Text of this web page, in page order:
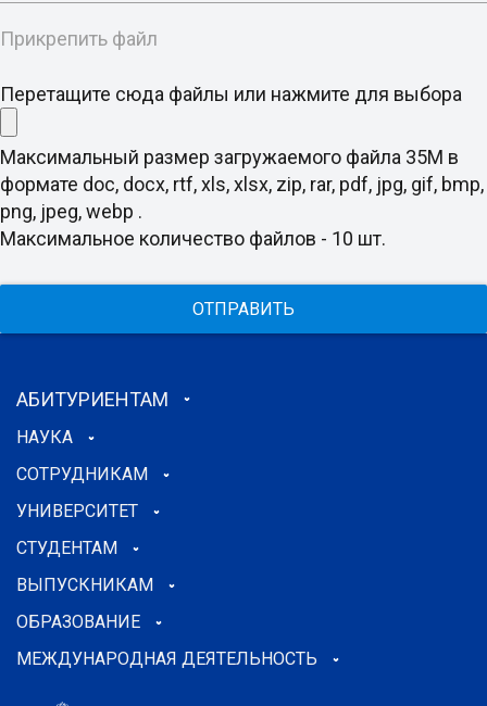
Прикрепить файл
Перетащите сюда файлы или нажмите для выбора
Максимальный размер загружаемого файла 35M в
формате doc, docx, rtf, xls, xlsx, zip, rar, pdf, jpg, gif, bmp,
png, jpeg, webp .
Максимальное количество файлов - 10 шт.
ОТПРАВИТЬ
АБИТУРИЕНТАМ
НАУКА
СОТРУДНИКАМ
УНИВЕРСИТЕТ
СТУДЕНТАМ
ВЫПУСКНИКАМ
ОБРАЗОВАНИЕ
МЕЖДУНАРОДНАЯ ДЕЯТЕЛЬНОСТЬ